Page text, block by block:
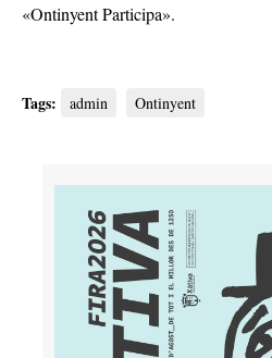
«Ontinyent Participa».
Tags: admin Ontinyent